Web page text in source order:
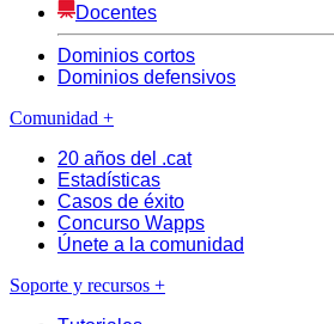
Docentes
Dominios cortos
Dominios defensivos
Comunidad +
20 años del .cat
Estadísticas
Casos de éxito
Concurso Wapps
Únete a la comunidad
Soporte y recursos +